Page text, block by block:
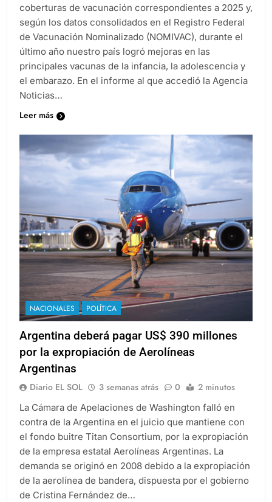
coberturas de vacunación correspondientes a 2025 y,
según los datos consolidados en el Registro Federal
de Vacunación Nominalizado (NOMIVAC), durante el
último año nuestro país logró mejoras en las
principales vacunas de la infancia, la adolescencia y
el embarazo. En el informe al que accedió la Agencia
Noticias…
Leer más
NACIONALES POLÍTICA
Argentina deberá pagar US$ 390 millones
por la expropiación de Aerolíneas
Argentinas
Diario EL SOL 3 semanas atrás 0 2 minutos
La Cámara de Apelaciones de Washington falló en
contra de la Argentina en el juicio que mantiene con
el fondo buitre Titan Consortium, por la expropiación
de la empresa estatal Aerolíneas Argentinas. La
demanda se originó en 2008 debido a la expropiación
de la aerolínea de bandera, dispuesta por el gobierno
de Cristina Fernández de…